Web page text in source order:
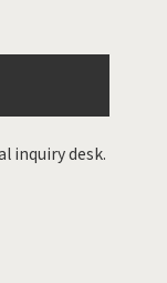
inquiry desk.